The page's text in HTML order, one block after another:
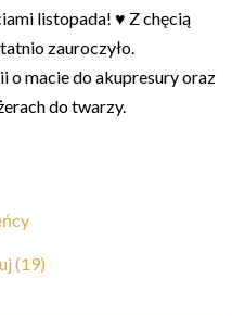
listopada! ♥ Z chęcią
zauroczyło.
o macie do akupresury oraz
do twarzy.
(19)